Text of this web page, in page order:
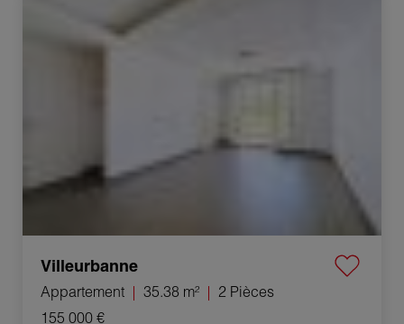
Vente Appartement Villeurbanne 2 Pièces 35.38 m²
Villeurbanne
Appartement 35.38 m²
2 Pièces
155 000 €